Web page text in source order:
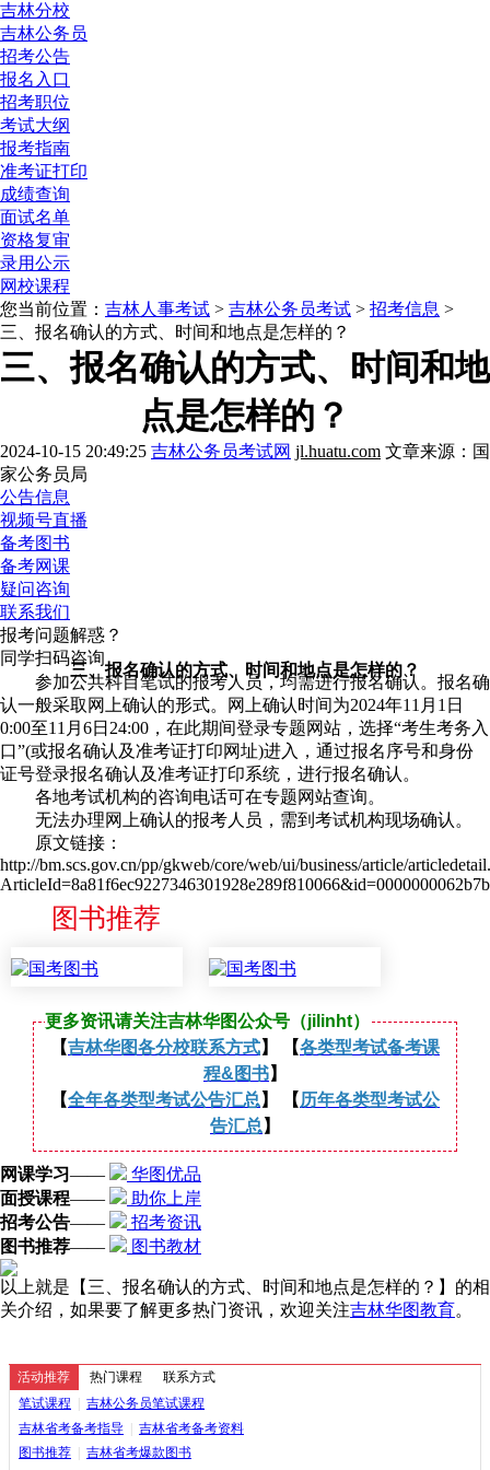
吉林分校
吉林公务员
招考公告
报名入口
招考职位
考试大纲
报考指南
准考证打印
成绩查询
面试名单
资格复审
录用公示
网校课程
您当前位置： 吉林人事考试 > 吉林公务员考试 > 招考信息 >
三、报名确认的方式、时间和地点是怎样的？
三、报名确认的方式、时间和地
点是怎样的？
2024-10-15 20:49:25 吉林公务员考试网 jl.huatu.com 文章来源：国
家公务员局
公告信息
视频号直播
备考图书
备考网课
疑问咨询
联系我们
报考问题解惑？
同学扫码咨询
三、报名确认的方式、时间和地点是怎样的？
参加公共科目笔试的报考人员，均需进行报名确认。报名确
认一般采取网上确认的形式。网上确认时间为2024年11月1日
0:00至11月6日24:00，在此期间登录专题网站，选择“考生考务入
口”(或报名确认及准考证打印网址)进入，通过报名序号和身份
证号登录报名确认及准考证打印系统，进行报名确认。
各地考试机构的咨询电话可在专题网站查询。
无法办理网上确认的报考人员，需到考试机构现场确认。
原文链接：
http://bm.scs.gov.cn/pp/gkweb/core/web/ui/business/article/
图书推荐
更多资讯请关注吉林华图公众号（jilinht）
【吉林华图各分校联系方式】 【各类型考试备考课
程&图书】
【全年各类型考试公告汇总 】 【 历年各类型考试公
告汇总 】
网课学习——
华图优品
面授课程——
助你上岸
招考公告——
招考资讯
图书推荐—— 图书教材
以上就是【三、报名确认的方式、时间和地点是怎样的？】的相
关介绍，如果要了解更多热门资讯，欢迎关注吉林华图教育。
活动推荐 热门课程 联系方式
笔试课程
吉林公务员笔试课程
吉林省考备考指导
吉林省考备考资料
图书推荐
吉林省考爆款图书